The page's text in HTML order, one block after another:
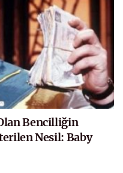
Bencilliğin
Nesil: Baby